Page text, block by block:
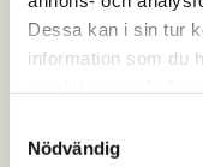
Dessa kan i sin tur
information som du
Nödvändig
Skickas från
Produkten
personligen.